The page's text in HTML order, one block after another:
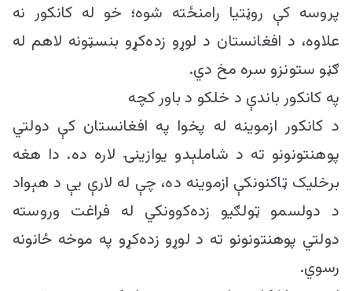
پروسه کې روڼتیا رامنځته شوه؛ خو له کانکور نه
علاوه، د افغانستان د لوړو زده‌کړو بنسټونه لاهم له
ګڼو ستونزو سره مخ دي.
په کانکور باندې د خلکو د باور کچه
د کانکور ازموینه له پخوا په افغانستان کې دولتي
پوهنتونونو ته د شاملېدو یوازینۍ لاره ده. دا هغه
برخلیک ټاکنونکې ازموینه ده، چې له لارې یې د هېواد
د دولسمو ټولګیو زده‌کوونکي له فراغت وروسته
دولتي پوهنتونونو ته د لوړو زده‌کړو په موخه ځانونه
رسوي.